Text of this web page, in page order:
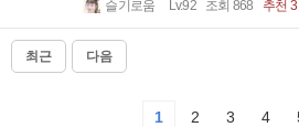
슬기로움 Lv.92 조회 868 추천 3
최근 다음
1 2 3 4